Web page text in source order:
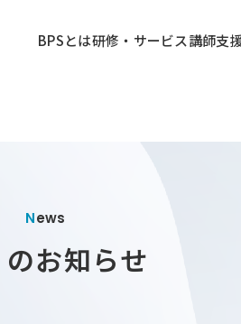
BPSとは研修・サービス講師支
News
のお知らせ